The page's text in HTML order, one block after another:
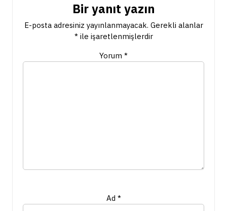
Bir yanıt yazın
E-posta adresiniz yayınlanmayacak. Gerekli alanlar
*ile işaretlenmişlerdir
Yorum *
Ad *